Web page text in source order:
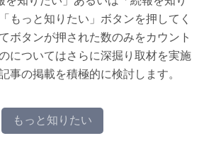
もっと知りたい」ボタンを押してく
ボタンが押された数のみをカウント
についてはさらに深掘り取材を実施
事の掲載を積極的に検討します。
もっと知りたい